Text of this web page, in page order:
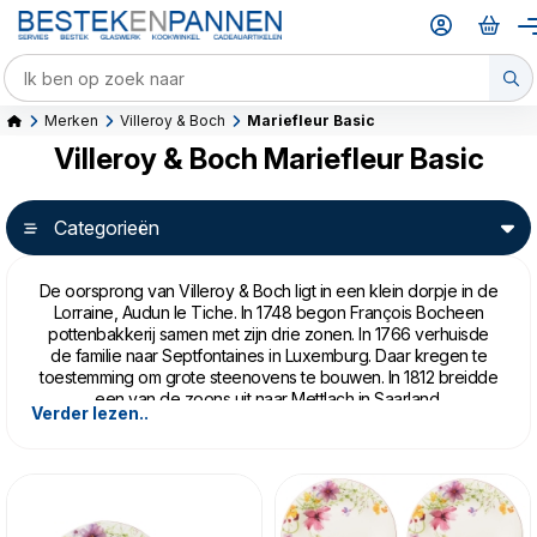
Merken Villeroy & Boch Mariefleur Basic
Villeroy & Boch Mariefleur Basic
Categorieën
De oorsprong van Villeroy & Boch ligt in een klein dorpje in de
Lorraine, Audun le Tiche. In 1748 begon François Bocheen
pottenbakkerij samen met zijn drie zonen. In 1766 verhuisde
de familie naar Septfontaines in Luxemburg. Daar kregen te
toestemming om grote steenovens te bouwen. In 1812 breidde
een van de zoons uit naar Mettlach in Saarland.
In 1784 werd Nicholas Villeroy eigenaar van een faience
porselein te doen lijken.
In 1836 gingen de twee bedrijven samen verder en kreeg
de nieuwe firma de naam Villeroy & Boch. Sindsdien
Verder lezen..